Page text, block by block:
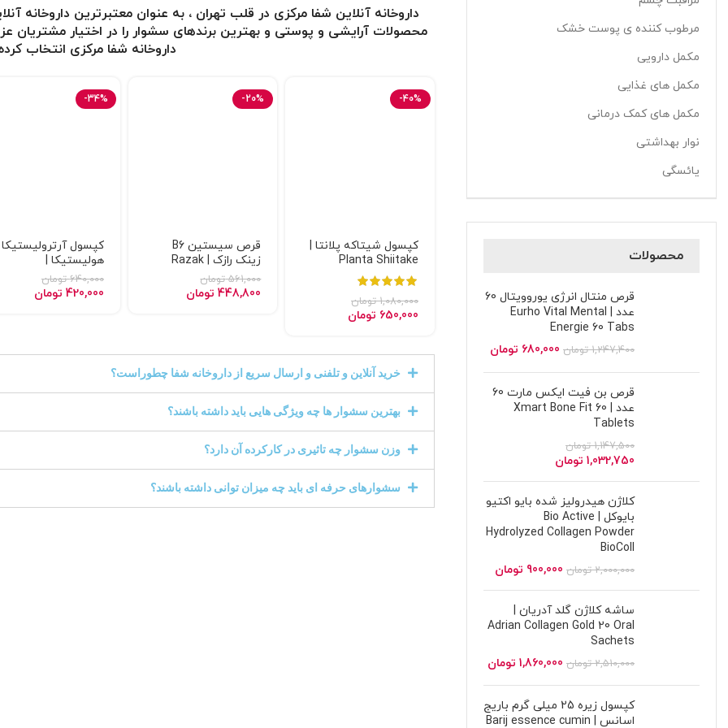
مرطوب کننده ی پوست خشک
مکمل دارویی
مکمل های غذایی
مکمل های کمک درمانی
نوار بهداشتی
یائسگی
محصولات
قرص منتال انرژی یوروویتال 60
عدد | Eurho Vital Mental
Energie 60 Tabs
1,247,400 تومان 680,000 تومان
قرص بن فیت ایکس مارت 60
عدد | Xmart Bone Fit 60
Tablets
1,147,500 تومان
1,032,750 تومان
کلاژن هیدرولیز شده بایو اکتیو
بایوکل | Bio Active
Hydrolyzed Collagen Powder
BioColl
2,000,000 تومان 900,000 تومان
ساشه کلاژن گلد آدریان |
Adrian Collagen Gold 20 Oral
Sachets
2,510,000 تومان 1,860,000 تومان
کپسول زیره 25 میلی گرم باریج
اسانس | Barij essence cumin
داروخانه آنلاین شفا مرکزی در قلب تهران ، به عنوان معتبرترین داروخانه
محصولات آرایشی و پوستی و بهترین برندهای سشواررا در اختیار مشتریان
داروخانه شفا مرکزی انتخاب
-40%
کپسول شیتاکه پلانتا |
Planta Shiitake
1,080,000 تومان
650,000 تومان
-20%
قرص سیستین B6
زینک رازک | Razak
Cystine B6 Zinc
561,000 تومان
448,800 تومان
-34%
کپسول آرترولیستیکا
هولیستیکا |
holistica
640,000 تومان
420,000 تومان
خرید آنلاین و تلفنی و ارسال سریع از داروخانه شفا چطوراست؟
بهترین سشوار ها چه ویژگی هایی باید داشته باشند؟
وزن سشوار چه تاثیری در کارکرده آن دارد؟
سشوارهای حرفه ‌ای باید چه میزان توانی داشته باشند؟